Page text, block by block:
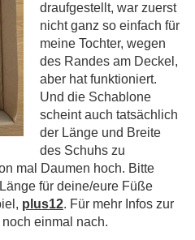
draufgestellt, war zuerst
nicht ganz so einfach für
meine Tochter, wegen
des Randes am Deckel,
aber hat funktioniert.
Und die Schablone
scheint auch tatsächlich
der Länge und Breite
des Schuhs zu
mal Daumen hoch. Bitte
für deine/eure Füße
plus12. Für mehr Infos zur
einmal nach.